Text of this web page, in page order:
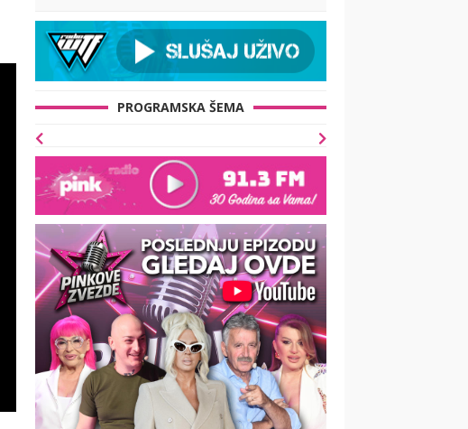
njegov prekor na svojoj koži!
(VIDEO)
PROGRAMSKA ŠEMA